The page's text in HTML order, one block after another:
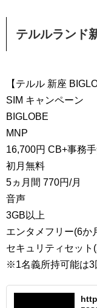
テルルランド
【テルル 新座
SIM キャンペーン
BIGLOBE
MNP
16,700円 CB+事務
初月無料
5ヵ月間 770円/月
音声
3GB以上
エンタメフリー(6か
セキュリティセット
※1名義所持可能は3